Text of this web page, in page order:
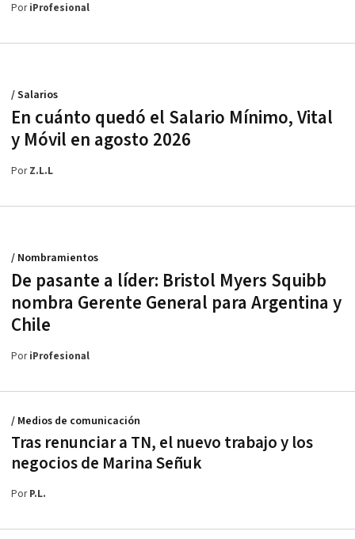
PoriProfesional
En cuánto quedó el Salario Mínimo, Vital
y Móvil en agosto 2026
/ Salarios
PorZ.L.L
De pasante a líder: Bristol Myers Squibb
nombra Gerente General para Argentina y
Chile
/ Nombramientos
PoriProfesional
Tras renunciar a TN, el nuevo trabajo y los
negocios de Marina Señuk
/ Medios de comunicación
PorP.L.